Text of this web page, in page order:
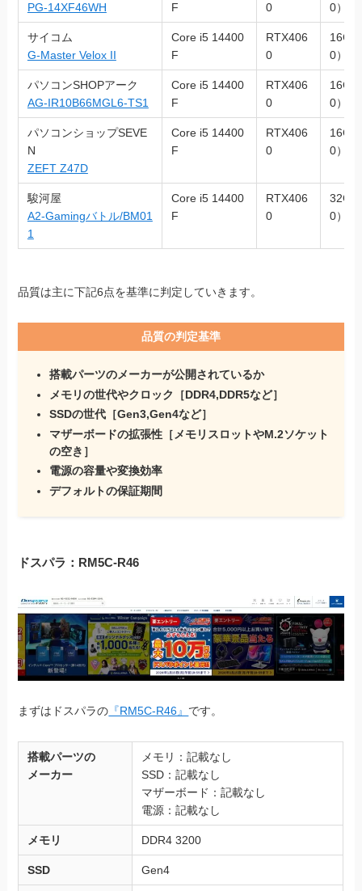
PG-14XF46WH
F
0
0）
サイコム
G-Master Velox II
Core i5 14400
F
RTX406
0
16GB
0）
パソコンSHOPアーク
AG-IR10B66MGL6-TS1
Core i5 14400
F
RTX406
0
16GB
0）
パソコンショップSEVE
N
ZEFT Z47D
Core i5 14400
F
RTX406
0
16GB
0）
駿河屋
A2-Gamingバトル/BM01
1
Core i5 14400
F
RTX406
0
32GB
0）
品質は主に下記6点を基準に判定していきます。
品質の判定基準
搭載パーツのメーカーが公開されているか
メモリの世代やクロック［DDR4,DDR5など］
SSDの世代［Gen3,Gen4など］
マザーボードの拡張性［メモリスロットやM.2ソケット
の空き］
電源の容量や変換効率
デフォルトの保証期間
ドスパラ：RM5C-R46
まずはドスパラの 『RM5C-R46』 です。
搭載パーツの
メーカー
メモリ：記載なし
SSD：記載なし
マザーボード：記載なし
電源：記載なし
メモリ DDR4 3200
SSD Gen4